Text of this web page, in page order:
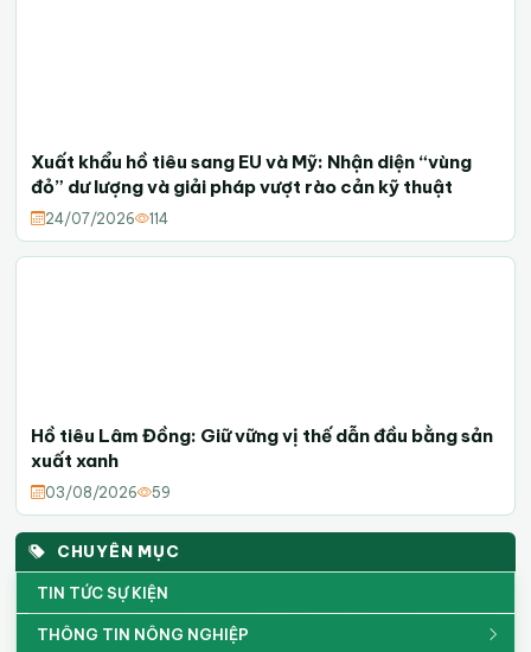
CHUYÊN MỤC
TIN TỨC SỰ KIỆN
THÔNG TIN NÔNG NGHIỆP
Xuất khẩu hồ tiêu sang EU và Mỹ: Nhận diện “vùng
đỏ” dư lượng và giải pháp vượt rào cản kỹ thuật
24/07/2026 114
Hồ tiêu Lâm Đồng: Giữ vững vị thế dẫn đầu bằng sản
xuất xanh
03/08/2026 59